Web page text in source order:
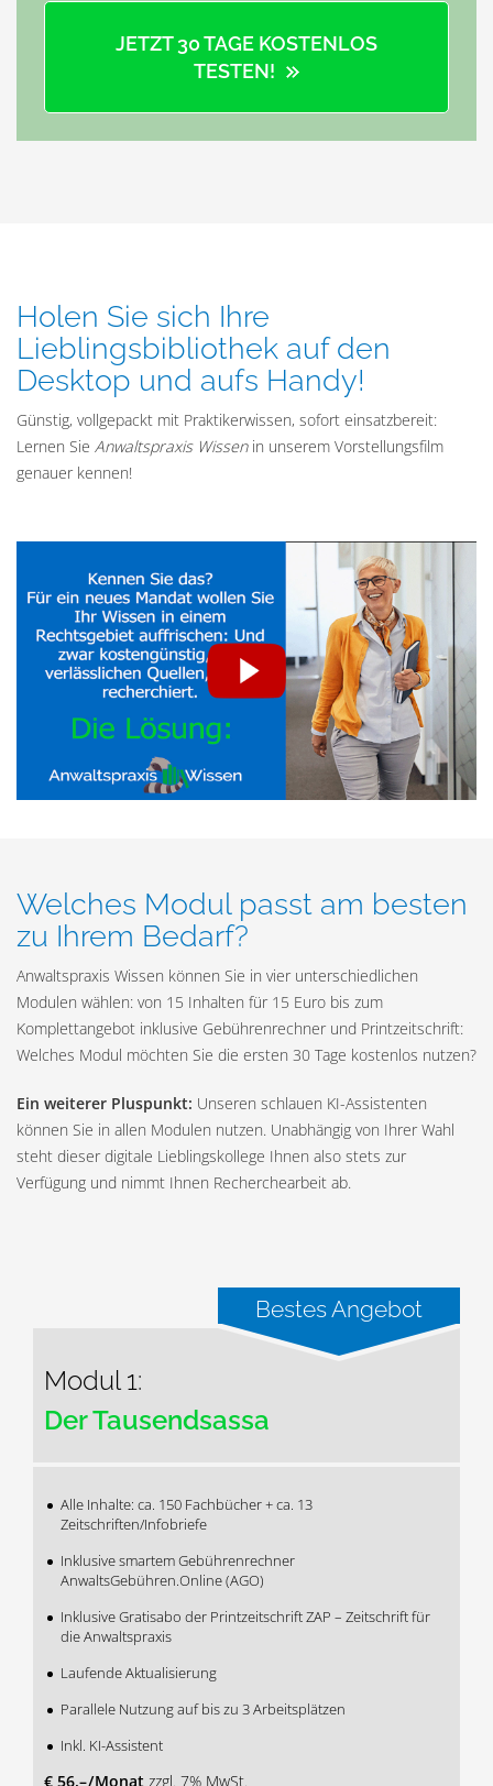
JETZT 30 TAGE KOSTENLOS
TESTEN!
Holen Sie sich Ihre
Lieblingsbibliothek auf den
Desktop und aufs Handy!
Günstig, vollgepackt mit Praktikerwissen, sofort einsatzbereit:
Lernen Sie Anwaltspraxis Wissenin unserem Vorstellungsfilm
genauer kennen!
Welches Modul passt am besten
zu Ihrem Bedarf?
Anwaltspraxis Wissen können Sie in vier unterschiedlichen
Modulen wählen: von 15 Inhalten für 15 Euro bis zum
Komplettangebot inklusive Gebührenrechner und Printzeitschrift:
Welches Modul möchten Sie die ersten 30 Tage kostenlos nutzen?
Ein weiterer Pluspunkt: Unseren schlauen KI-Assistenten
können Sie in allen Modulen nutzen. Unabhängig von Ihrer Wahl
steht dieser digitale Lieblingskollege Ihnen also stets zur
Verfügung und nimmt Ihnen Recherchearbeit ab.
Modul 1:
Der Tausendsassa
Alle Inhalte: ca. 150 Fachbücher + ca. 13
Zeitschriften/Infobriefe
Inklusive smartem Gebührenrechner
AnwaltsGebühren.Online (AGO)
Inklusive Gratisabo der Printzeitschrift ZAP – Zeitschrift für
die Anwaltspraxis
Laufende Aktualisierung
Parallele Nutzung auf bis zu 3 Arbeitsplätzen
Inkl. KI-Assistent
€ 56,– / Monat zzgl. 7% MwSt.